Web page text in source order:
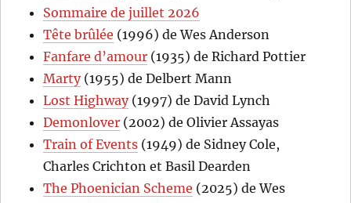
Sommaire de juillet 2026
Tête brûlée (1996) de Wes Anderson
Fanfare d’amour (1935) de Richard Pottier
Marty(1955) de Delbert Mann
Lost Highway(1997) de David Lynch
Demonlover (2002) de Olivier Assayas
Train of Events (1949) de Sidney Cole,
Charles Crichton et Basil Dearden
The Phoenician Scheme (2025) de Wes